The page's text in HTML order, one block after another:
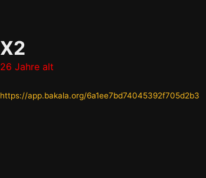
X2
26 Jahre alt
https://app.bakala.org/6a1ee7bd74045392f705d2b3